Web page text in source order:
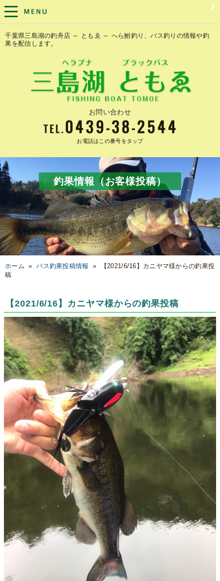
千葉県三島湖の釣舟店 ～ ともゑ ～ へら鮒釣り、バス釣りの情報や釣
果を配信します。
お問い合わせ
お電話はこの番号をタップ
釣果情報（お客様投稿）
ホーム »バス釣果投稿情報 »
【2021/6/16】カニヤマ様からの釣果投
稿
【2021/6/16】カニヤマ様からの釣果投稿